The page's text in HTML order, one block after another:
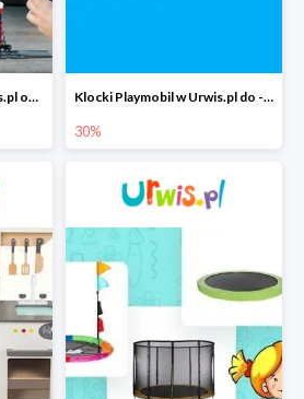
LEGO Hidden Side w Urwis.pl od 67,34 zł Klocki Playmobil w Urwis.pl do -30%
30%